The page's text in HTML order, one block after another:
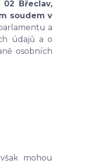
02 Břeclav,
soudem v
a
údajů a o
osobních
mohou